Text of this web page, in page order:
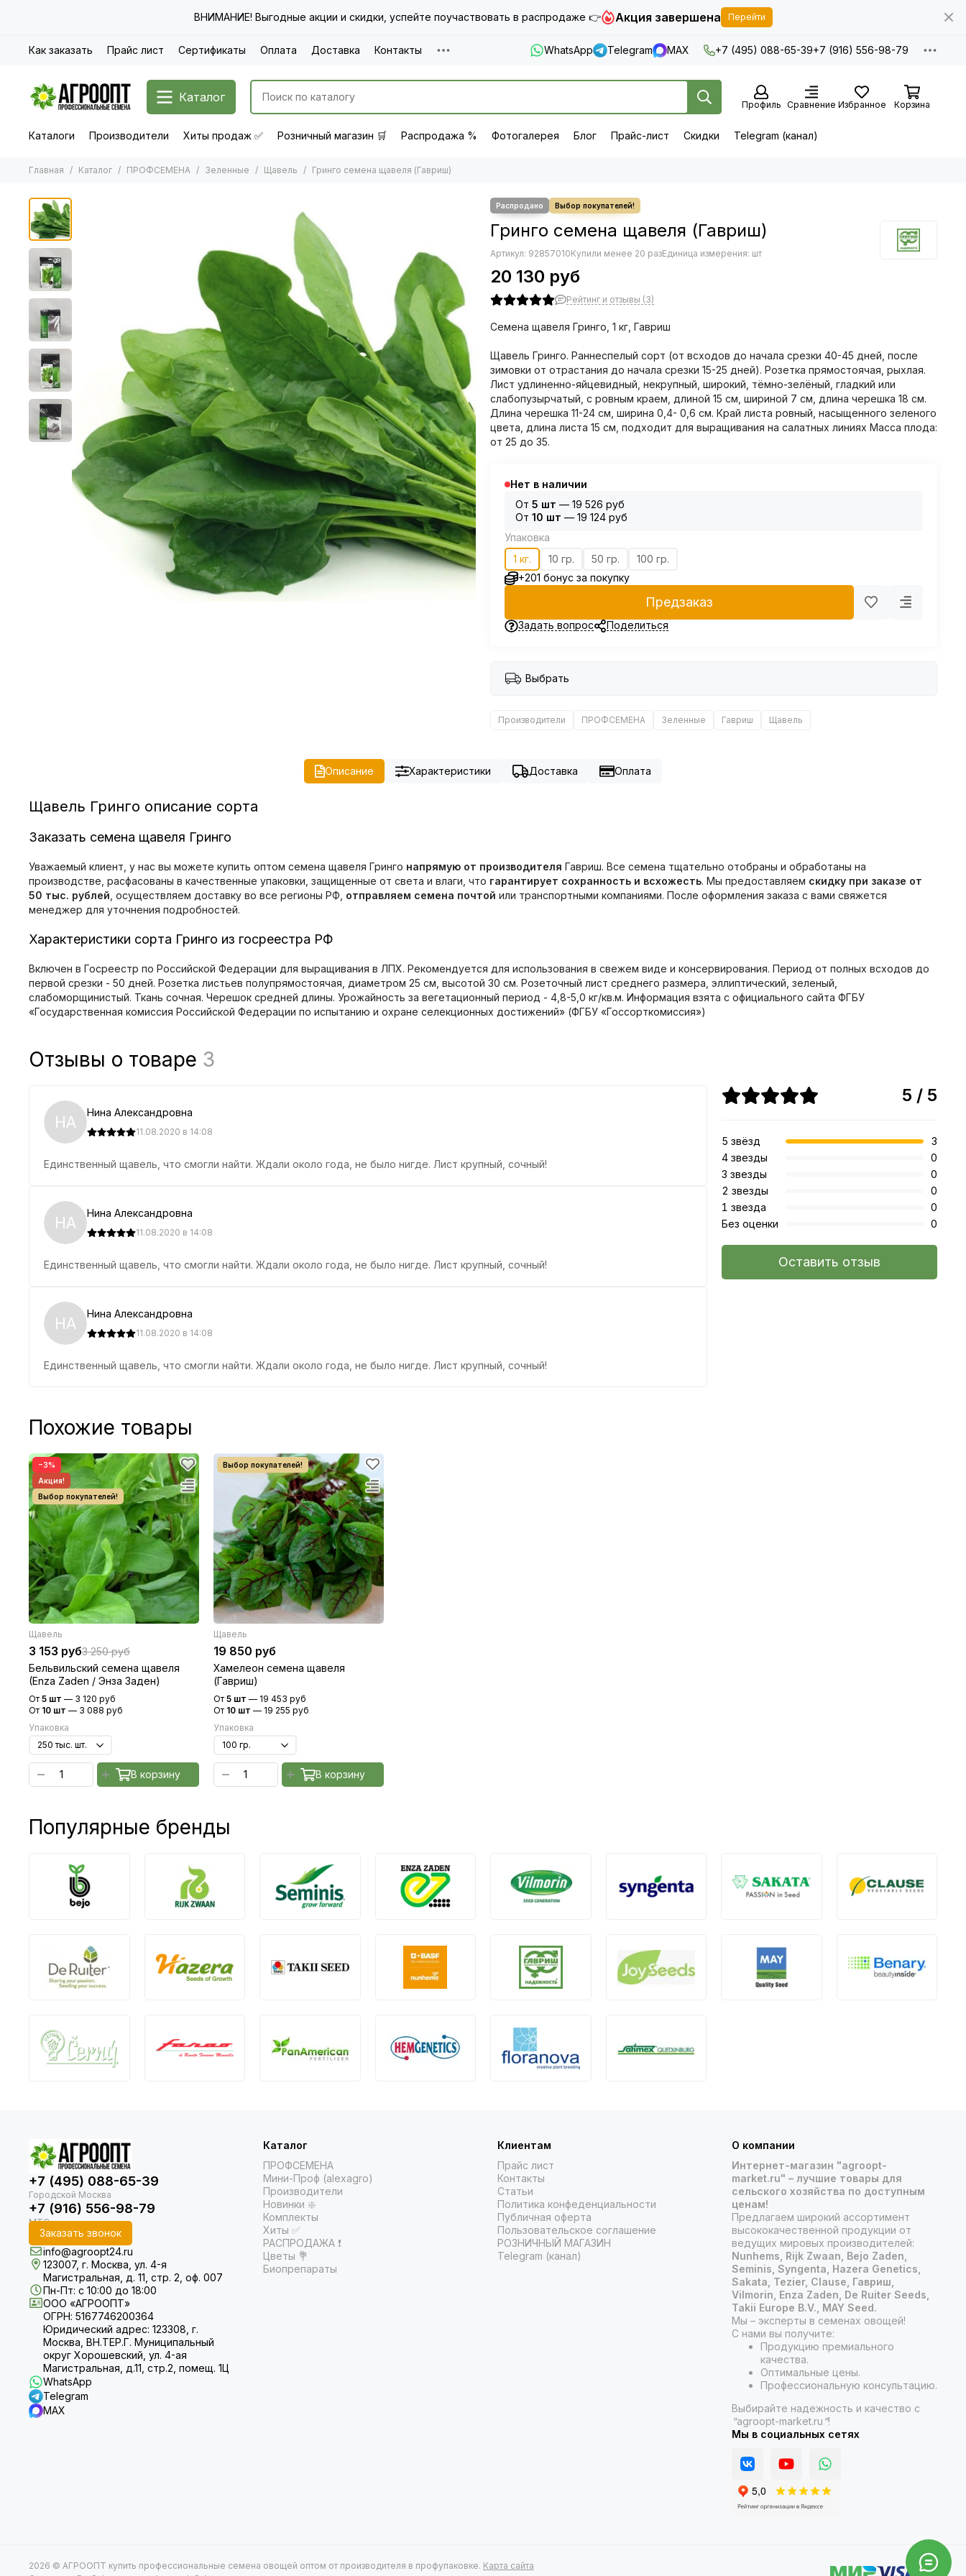
ВНИМАНИЕ! Выгодные акции и скидки, успейте поучаствовать в распродаже 👉 Акция завершена Перейти
Как заказать Прайс лист Сертификаты Оплата Доставка Контакты WhatsApp Telegram MAX +7 (495) 088-65-39+7 (916) 556-98-79
Каталог
Профиль Сравнение Избранное Корзина
Каталоги Производители Хиты продаж ✅ Розничный магазин 🛒 Распродажа % Фотогалерея Блог Прайс-лист Скидки Telegram (канал)
Главная Каталог ПРОФСЕМЕНА Зеленные Щавель Гринго семена щавеля (Гавриш)
Гринго семена щавеля (Гавриш)
Артикул: 92857010Купили менее 20 разЕдиница измерения: шт
20 130 руб
Рейтинг и отзывы (3)
Семена щавеля Гринго, 1 кг, Гавриш
Щавель Гринго. Раннеспелый сорт (от всходов до начала срезки 40-45 дней, после
зимовки от отрастания до начала срезки 15-25 дней). Розетка прямостоячая, рыхлая.
Лист удлиненно-яйцевидный, некрупный, широкий, тёмно-зелёный, гладкий или
слабопузырчатый, с ровным краем, длиной 15 см, шириной 7 см, длина черешка 18 см.
Длина черешка 11-24 см, ширина 0,4- 0,6 см. Край листа ровный, насыщенного зеленого
цвета, длина листа 15 см, подходит для выращивания на салатных линиях Масса плода:
от 25 до 35.
Нет в наличии
От 5 шт — 19 526 руб
От 10 шт — 19 124 руб
Упаковка
1 кг.
10 гр. 50 гр.
100 гр.
+201 бонус за покупку
Предзаказ
Задать вопрос Поделиться
Выбрать
Производители ПРОФСЕМЕНА Зеленные Гавриш Щавель
Описание Характеристики Доставка Оплата
Щавель Гринго описание сорта
Заказать семена щавеля Гринго
Уважаемый клиент, у нас вы можете купить оптом семена щавеля Гринго напрямую от производителя Гавриш. Все семена тщательно отобраны и обработаны на
производстве, расфасованы в качественные упаковки, защищенные от света и влаги, что гарантирует сохранность и всхожесть. Мы предоставляем скидку при заказе от
50 тыс. рублей , осуществляем доставку во все регионы РФ, отправляем семена почтой или транспортными компаниями. После оформления заказа с вами свяжется
менеджер для уточнения подробностей.
Характеристики сорта Гринго из госреестра РФ
Включен в Госреестр по Российской Федерации для выращивания в ЛПХ. Рекомендуется для использования в свежем виде и консервирования. Период от полных всходов до
первой срезки - 50 дней. Розетка листьев полупрямостоячая, диаметром 25 см, высотой 30 см. Розеточный лист среднего размера, эллиптический, зеленый,
слабоморщинистый. Ткань сочная. Черешок средней длины. Урожайность за вегетационный период - 4,8-5,0 кг/кв.м. Информация взята с официального сайта ФГБУ
«Государственная комиссия Российской Федерации по иcпытанию и охране селекционных достижений» (ФГБУ «Госсорткомиссия»)
Отзывы о товаре 3
НА Нина Александровна
11.08.2020 в 14:08
Единственный щавель, что смогли найти. Ждали около года, не было нигде. Лист крупный, сочный!
НА Нина Александровна
11.08.2020 в 14:08
Единственный щавель, что смогли найти. Ждали около года, не было нигде. Лист крупный, сочный!
НА Нина Александровна
11.08.2020 в 14:08
Единственный щавель, что смогли найти. Ждали около года, не было нигде. Лист крупный, сочный!
5 / 5
5 звёзд
3
4 звезды
0
3 звезды
0
2 звезды
0
1 звезда
0
Без оценки
0
Оставить отзыв
Похожие товары
−3%
Щавель
3 153 руб3 250 руб
Бельвильский семена щавеля
(Enza Zaden / Энза Заден)
От 5 шт — 3 120 руб
От 10 шт — 3 088 руб
Упаковка
В корзину
Щавель
19 850 руб
Хамелеон семена щавеля
(Гавриш)
От 5 шт — 19 453 руб
От 10 шт — 19 255 руб
Упаковка
В корзину
Популярные бренды
+7 (495) 088-65-39
+7 (916) 556-98-79
Заказать звонок
info@agroopt24.ru
123007, г. Москва, ул. 4-я
Магистральная, д. 11, стр. 2, оф. 007
Пн-Пт: с 10:00 до 18:00
ООО «АГРООПТ»
ОГРН: 5167746200364
Юридический адрес: 123308, г.
Москва, ВН.ТЕР.Г. Муниципальный
округ Хорошевский, ул. 4-ая
Магистральная, д.11, стр.2, помещ. 1Ц
WhatsApp
Telegram
MAX
Каталог
ПРОФСЕМЕНА
Мини-Проф (alexagro)
Производители
Новинки ❇️
Комплекты
Хиты ✅
РАСПРОДАЖА ❗️
Цветы 💐
Биопрепараты
Клиентам
Прайс лист
Контакты
Статьи
Политика конфеденциальности
Публичная оферта
Пользовательское соглашение
РОЗНИЧНЫЙ МАГАЗИН
Telegram (канал)
О компании
Интернет-магазин "agroopt-
market.ru" – лучшие товары для
сельского хозяйства по доступным
ценам!
Предлагаем широкий ассортимент
высококачественной продукции от
ведущих мировых производителей:
Nunhems, Rijk Zwaan, Bejo Zaden,
Seminis, Syngenta, Hazera Genetics,
Sakata, Tezier, Clause, Гавриш,
Vilmorin, Enza Zaden, De Ruiter Seeds,
Takii Europe B.V., MAY Seed.
Мы – эксперты в семенах овощей!
С нами вы получите:
Продукцию премиального
качества.
Оптимальные цены.
Профессиональную консультацию.
Выбирайте надежность и качество с
"agroopt-market.ru "!
Мы в социальных сетях
2026 © АГРООПТ купить профессиональные семена овощей оптом от производителя в профупаковке. Карта сайта